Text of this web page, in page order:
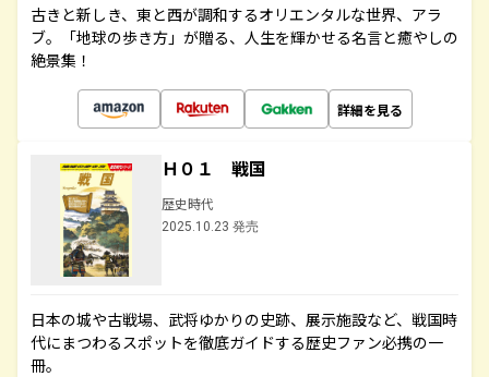
古きと新しき、東と西が調和するオリエンタルな世界、アラ
ブ。「地球の歩き方」が贈る、人生を輝かせる名言と癒やしの
絶景集！
詳細を見る
Ｈ０１ 戦国
歴史時代
2025.10.23 発売
日本の城や古戦場、武将ゆかりの史跡、展示施設など、戦国時
代にまつわるスポットを徹底ガイドする歴史ファン必携の一
冊。